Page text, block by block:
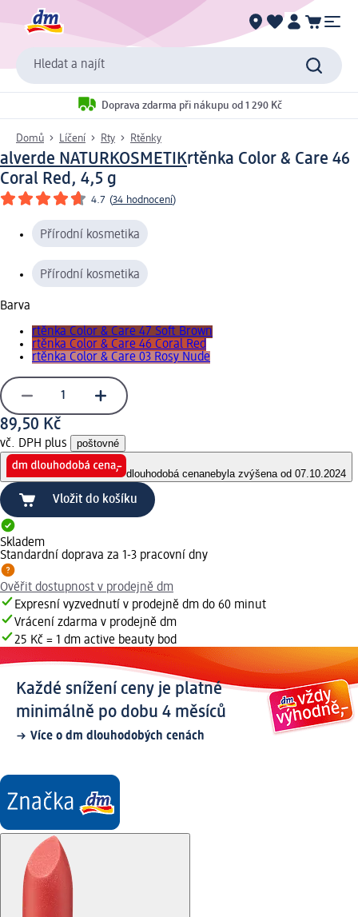
Hledat a najít
Doprava zdarma při nákupu od 1 290 Kč
Domů Líčení Rty Rtěnky
alverde NATURKOSMETIKrtěnka Color & Care 46
Coral Red, 4,5 g
4.7 (34 hodnocení)
Přírodní kosmetika
Přírodní kosmetika
Barva
rtěnka Color & Care 47 Soft Brown
rtěnka Color & Care 46 Coral Red
rtěnka Color & Care 03 Rosy Nude
89,50 Kč
vč. DPH plus poštovné
dlouhodobá cenanebyla zvýšena od 07.10.2024
Vložit do košíku
Skladem
Standardní doprava za 1-3 pracovní dny
Ověřit dostupnost v prodejně dm
Expresní vyzvednutí v prodejně dm do 60 minut
Vrácení zdarma v prodejně dm
25 Kč = 1 dm active beauty bod
Každé snížení ceny je platné
minimálně po dobu 4 měsíců
Více o dm dlouhodobých cenách